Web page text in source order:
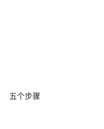
五个步骤